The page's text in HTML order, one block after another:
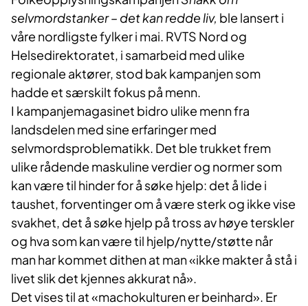
selvmordstanker – det kan redde liv, ble lansert i
våre nordligste fylker i mai. RVTS Nord og
Helsedirektoratet, i samarbeid med ulike
regionale aktører, stod bak kampanjen som
hadde et særskilt fokus på menn.
I kampanjemagasinet bidro ulike menn fra
landsdelen med sine erfaringer med
selvmordsproblematikk. Det ble trukket frem
ulike rådende maskuline verdier og normer som
kan være til hinder for å søke hjelp: det å lide i
taushet, forventinger om å være sterk og ikke vise
svakhet, det å søke hjelp på tross av høye terskler
og hva som kan være til hjelp/nytte/støtte når
man har kommet dithen at man «ikke makter å stå i
livet slik det kjennes akkurat nå».
Det vises til at «machokulturen er beinhard». Er